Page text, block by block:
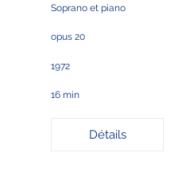
Soprano et piano
opus 20
1972
16 min
Détails